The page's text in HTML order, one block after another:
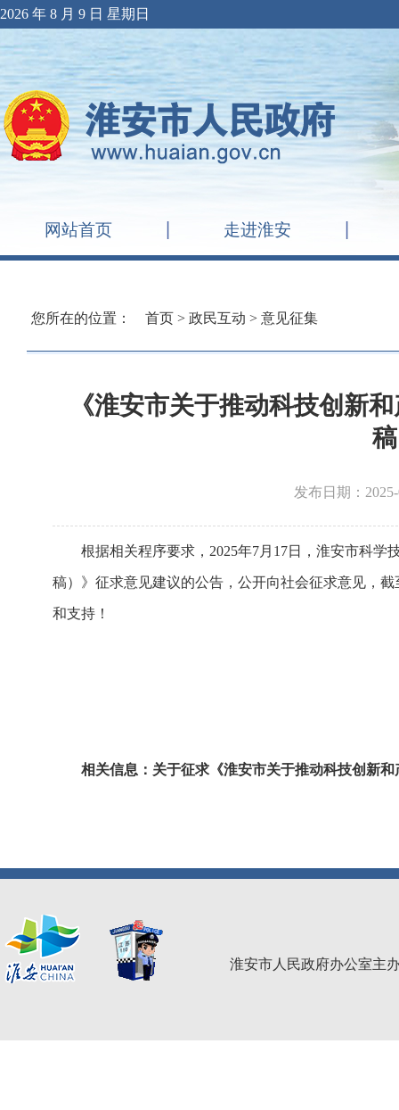
2026 年 8 月 9 日 星期日
网站首页 走进淮安
您所在的位置： 首页 > 政民互动 > 意见征集
《淮安市关于推动科技创新
发布日期：
根据相关程序要求，2025年7月17日，淮安市科学
稿）》征求意见建议的公告，公开向社会征求意见，
和支持！
相关信息： 关于征求《淮安市关于推动科技创新
淮安市人民政府办公室主